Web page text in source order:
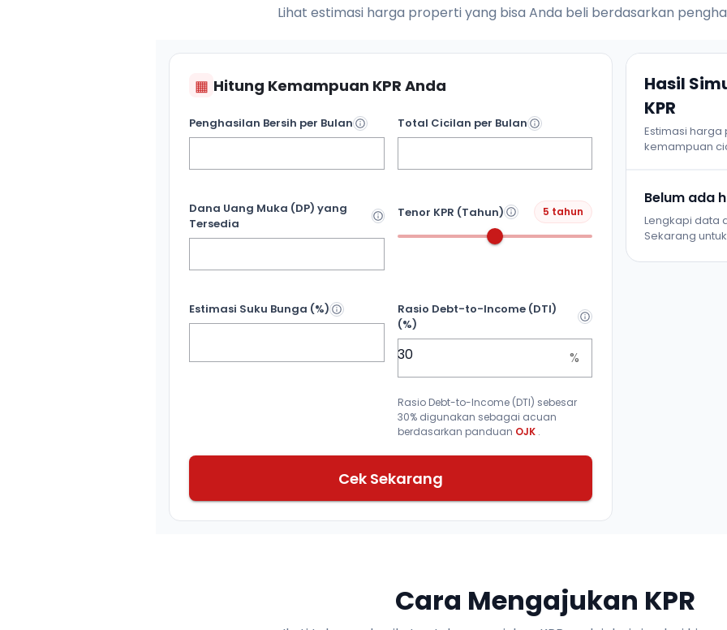
Lihat estimasi harga properti yang bisa Anda beli berdasarkan
▦ Hitung Kemampuan KPR Anda
Penghasilan Bersih per Bulan Total Cicilan per Bulan
Dana Uang Muka (DP) yang
Tersedia
Tenor KPR (Tahun) 5 tahun
Estimasi Suku Bunga (%)
Rasio Debt-to-Income (DTI)
(%)
%
Rasio Debt-to-Income (DTI) sebesar
30% digunakan sebagai acuan
berdasarkan panduan OJK .
Cek Sekarang
Hasil
KPR
Estimasi
kemampuan
Belum ada
Lengkapi data
Sekarang
Cara Mengajukan KPR